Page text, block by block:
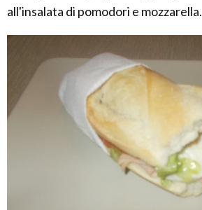
all'insalata di pomodori e mozzarella.